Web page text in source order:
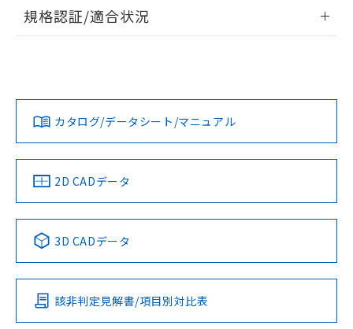
ログイン/会員登録
ダウンロードデータをご利用いただく前に、以下を必ずお読
みください。
ソフトウェアの使用条件
EU RoHS 注意事項・凡例
対応済み
中国 RoHS 注意事項・凡例
Pb Hg Cd Cr(VI)
O
規格認証/適合状況
LR型式承認
（イギリス
船舶規格）
DNV型式承認
（ノルウェー
BV型式承認
（フランス
KR型式
（韓国
No No No No
この製品の規格認証/適合状況ページへ
その他の認証はこちらのページからご検索ください
カタログ/データシート/マニュアル
2D CADデータ
3D CADデータ
該非判定見解書/項目別対比表